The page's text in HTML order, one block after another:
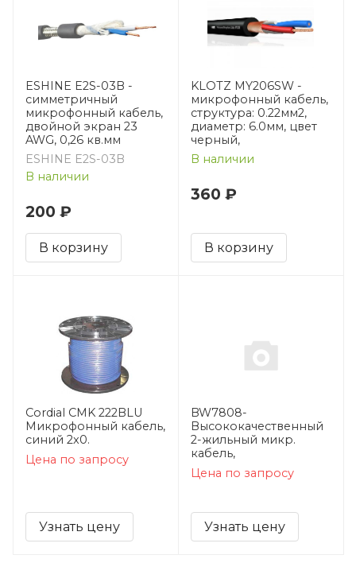
ESHINE E2S-03B -
симметричный
микрофонный кабель,
двойной экран 23
AWG, 0,26 кв.мм
ESHINE E2S-03B
В наличии
200 ₽
В корзину
KLOTZ MY206SW -
микрофонный кабель,
структура: 0.22мм2,
диаметр: 6.0мм, цвет
черный,
В наличии
360 ₽
В корзину
Cordial CMK 222BLU
Микрофонный кабель,
синий 2x0.
Цена по запросу
Узнать цену
BW7808-
Высококачественный
2-жильный микр.
кабель,
Цена по запросу
Узнать цену